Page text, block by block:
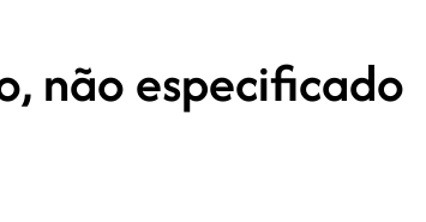
não especificado